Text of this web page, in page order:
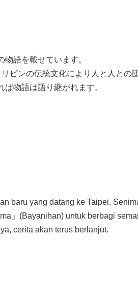
語を載せています。
ピンの伝統文化により人と人との
物語は語り継がれます。
baru yang datang ke Taipei.
」(Bayanihan) untuk berbagi
cerita akan terus berlanjut.